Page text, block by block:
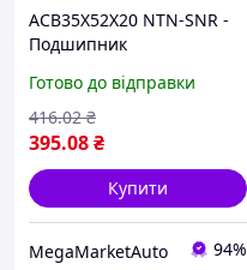
ACB35X52X20 NTN-SNR -
Подшипник
Готово до відправки
395.08₴
416.02 ₴
Купити
MegaMarketAuto 94%